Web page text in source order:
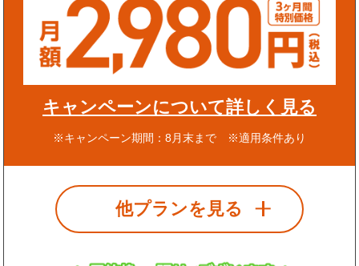
キャンペーンについて詳しく見る
※キャンペーン期間：8月末まで ※適用条件あり
他プランを見る